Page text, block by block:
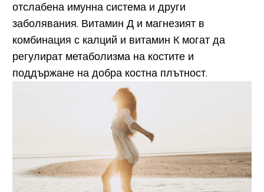
отслабена имунна система и други
заболявания. Витамин Д и магнезият в
комбинация с калций и витамин К могат да
регулират метаболизма на костите и
поддържане на добра костна плътност.